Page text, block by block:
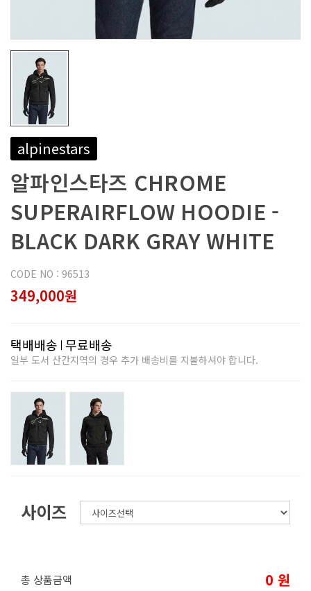
alpinestars
알파인스타즈 CHROME
SUPERAIRFLOW HOODIE -
BLACK DARK GRAY WHITE
CODE NO : 96513
349,000원
택배배송 무료배송
일부 도서 산간지역의 경우 추가 배송비를 지불하셔야 합니다.
사이즈
총 상품금액 0 원